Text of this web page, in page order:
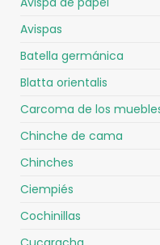
Avispas
Batella germánica
Blatta orientalis
Carcoma de los
Chinche de cama
Chinches
Ciempiés
Cochinillas